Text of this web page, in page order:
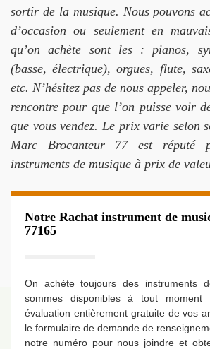
sortir de la musique. Nous pouvons
d’occasion ou seulement en
qu’on achète sont les : pianos,
(basse, électrique), orgues, flute,
etc. N’hésitez pas de nous appeler,
rencontre pour que l’on puisse voir
que vous vendez. Le prix varie selon
Marc Brocanteur 77 est réputé
instruments de musique à prix de
Notre Rachat instrument de
77165
On achète toujours des instruments
sommes disponibles à tout moment
évaluation entièrement gratuite de vos
le formulaire de demande de
notre numéro pour nous joindre et